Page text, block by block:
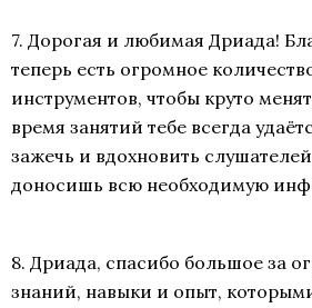
7. Дорогая и любимая Дриада!
теперь есть огромное
инструментов, чтобы круто
время занятий тебе всегда
зажечь и вдохновить
доносишь всю необходимую
8. Дриада, спасибо большое за
знаний, навыки и опыт,